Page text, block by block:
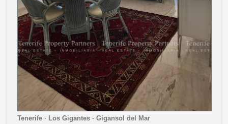
Tenerife · Los Gigantes · Gigansol del Mar